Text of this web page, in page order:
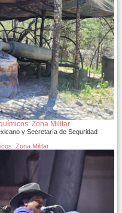
Zona Militar
y Secretaría de Seguridad
Zona Militar